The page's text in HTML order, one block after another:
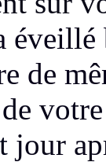
éveillé
de
jour